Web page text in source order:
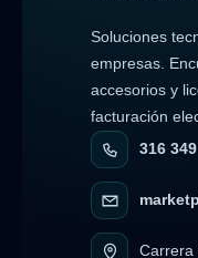
Soluciones
empresas.
accesorios y
facturación
316
Carrera